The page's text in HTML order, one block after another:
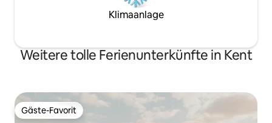
Klimaanlage
Weitere tolle Ferienunterkünfte in Kent
Gäste-Favorit
Gäste-Favorit